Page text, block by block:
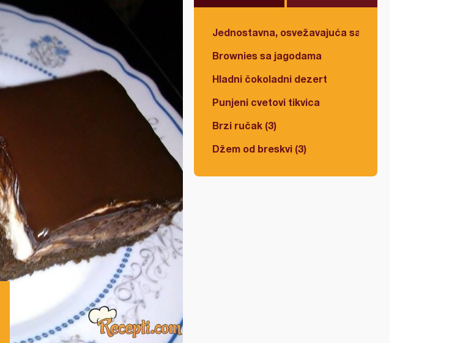
Jednostavna, osvežavajuća salata
Brownies sa jagodama
Hladni čokoladni dezert
Punjeni cvetovi tikvica
Brzi ručak (3)
Džem od breskvi (3)